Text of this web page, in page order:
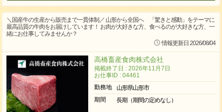
＼国産牛の生産から販売まで一貫体制／ 山形から全国へ 「驚きと感動」をテーマに
最高品質の牛肉をお届けしています！ お肉が大好きな方、食べるのが大好きな方、一
緒にお仕事してみませんか？
情報更新日 2026/08/04
高橋畜産食肉株式会社
掲載終了日 : 2026年11月7日
お仕事ID : 04461
勤務地
山形県山形市
期間
長期（期間の定めなし）